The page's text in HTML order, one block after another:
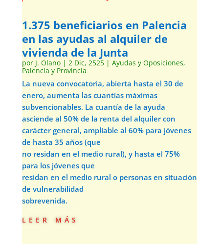
1.375 beneficiarios en Palencia
en las ayudas al alquiler de
vivienda de la Junta
por J. Olano| 2 Dic, 2525| Ayudas y Oposiciones,
Palencia y Provincia
La nueva convocatoria, abierta hasta el 30 de
enero, aumenta las cuantías máximas
subvencionables. La cuantía de la ayuda
asciende al 50% de la renta del alquiler con
carácter general, ampliable al 60% para jóvenes
de hasta 35 años (que
no residan en el medio rural), y hasta el 75%
para los jóvenes que
residan en el medio rural o personas en situación
de vulnerabilidad
sobrevenida.
leer más